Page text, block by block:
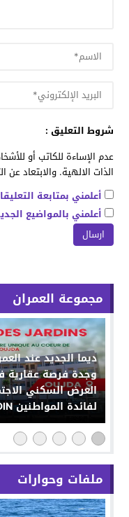
شروط التعليق :
عدم الإساءة للكاتب أو
الذات الالهية. والابتعاد
أعلمني بمتابعة
أعلمني بالمواضيع
مجموعة العمران
ديما الجديد عند
وجدة فرصة عقارية
العرض السكني
لفائدة المواطنين PROJET CITE DES JARDIN
ملفات وحوارات